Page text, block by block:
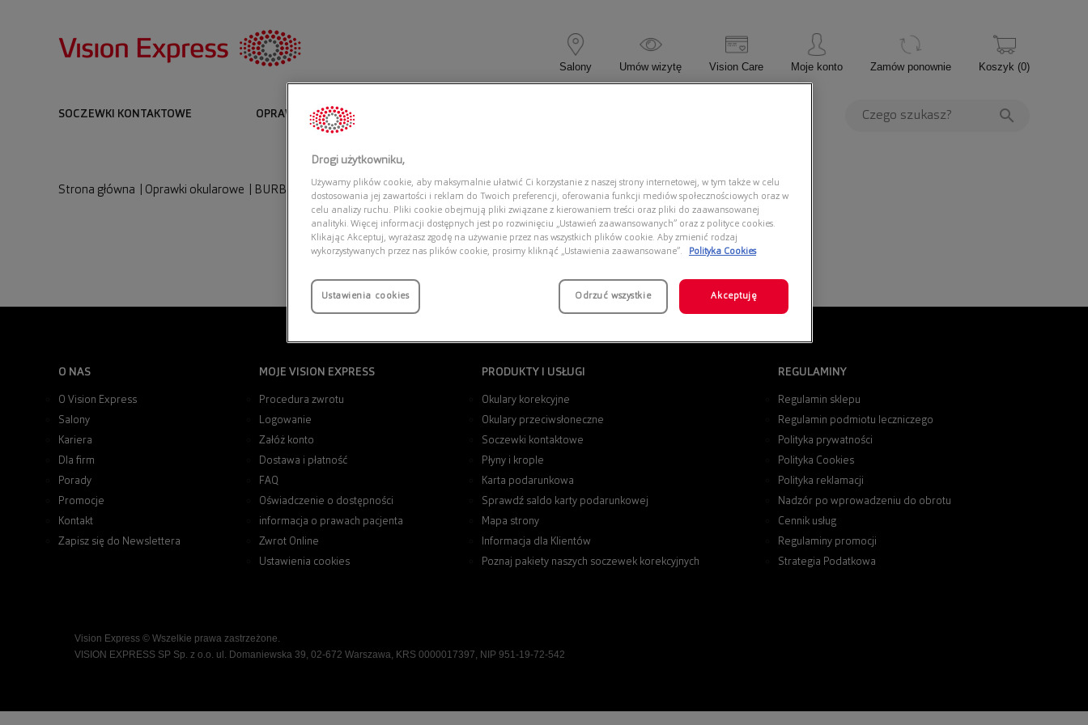
Salony Umów wizytę Vision Care Moje konto Zamów ponownie Koszyk (0)
SOCZEWKI KONTAKTOWE OPRAWKI I OKULARY KOREKCYJNE
Strona główna Oprawki okularowe BURBERRY 0BE2359 3001
O NAS
O Vision Express
Salony
Kariera
Dla firm
Porady
Promocje
Kontakt
Zapisz się do Newslettera
MOJE VISION EXPRESS
Procedura zwrotu
Logowanie
Załóż konto
Dostawa i płatność
FAQ
Oświadczenie o dostępności
informacja o prawach pacjenta
Zwrot Online
Ustawienia cookies
PRODUKTY I USŁUGI
Okulary korekcyjne
Okulary przeciwsłoneczne
Soczewki kontaktowe
Płyny i krople
Karta podarunkowa
Sprawdź saldo karty podarunkowej
Mapa strony
Informacja dla Klientów
Poznaj pakiety naszych soczewek korekcyjnych
REGULAMINY
Regulamin sklepu
Regulamin podmiotu leczniczego
Polityka prywatności
Polityka Cookies
Polityka reklamacji
Nadzór po wprowadzeniu do obrotu
Cennik usług
Regulaminy promocji
Strategia Podatkowa
Vision Express © Wszelkie prawa zastrzeżone.
VISION EXPRESS SP Sp. z o.o. ul. Domaniewska 39, 02-672 Warszawa, KRS 0000017397, NIP 951-19-72-542
Drogi użytkowniku,
Używamy plików cookie, aby maksymalnie ułatwić Ci korzystanie z naszej strony internetowej, w tym także w celu
dostosowania jej zawartości i reklam do Twoich preferencji, oferowania funkcji mediów społecznościowych oraz w
celu analizy ruchu. Pliki cookie obejmują pliki związane z kierowaniem treści oraz pliki do zaawansowanej
analityki. Więcej informacji dostępnych jest po rozwinięciu „Ustawień zaawansowanych” oraz z polityce cookies.
Klikając Akceptuj, wyrażasz zgodę na używanie przez nas wszystkich plików cookie. Aby zmienić rodzaj
wykorzystywanych przez nas plików cookie, prosimy kliknąć „Ustawienia zaawansowane”.
Polityka Cookies
Ustawienia cookies Odrzuć wszystkie Akceptuję